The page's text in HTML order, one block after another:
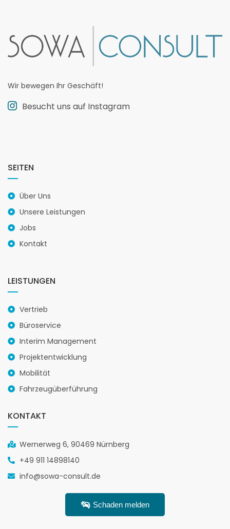
Wir bewegen Ihr Geschäft!
Besucht uns auf Instagram
SEITEN
Über Uns
Unsere Leistungen
Jobs
Kontakt
LEISTUNGEN
Vertrieb
Büroservice
Interim Management
Projektentwicklung
Mobilität
Fahrzeugüberführung
KONTAKT
Wernerweg 6, 90469 Nürnberg
+49 911 14898140
info@sowa-consult.de
Schaden melden